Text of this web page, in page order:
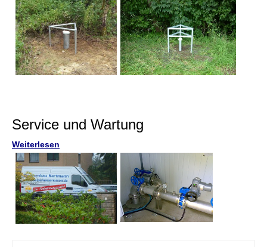
Service und Wartung
Weiterlesen